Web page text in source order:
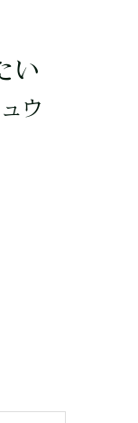
い
ウ